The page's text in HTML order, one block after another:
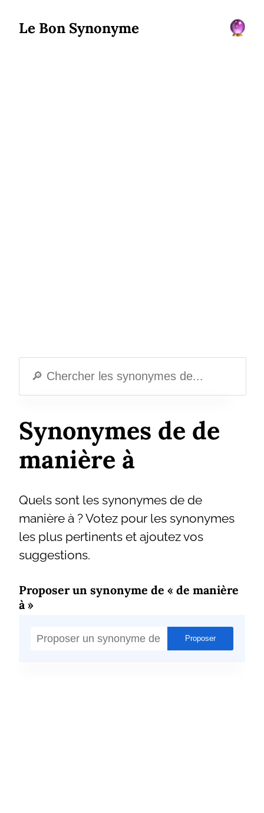
Le Bon Synonyme
Synonymes de de
manière à
Quels sont les synonymes de de
manière à ? Votez pour les synonymes
les plus pertinents et ajoutez vos
suggestions.
Proposer un synonyme de « de manière
à »